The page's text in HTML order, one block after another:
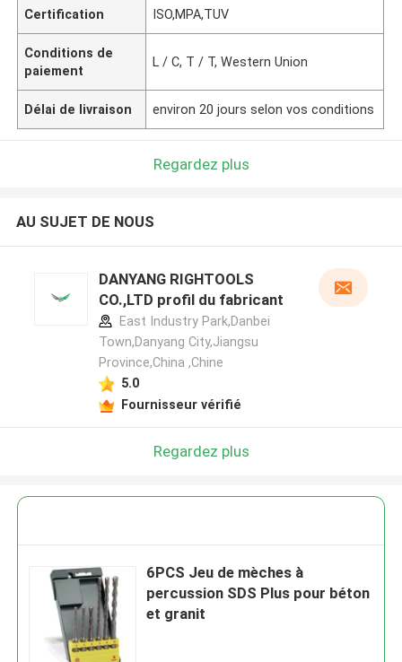
Certification ISO,MPA,TUV
Conditions de
paiement
L / C, T / T, Western Union
Délai de livraison environ 20 jours selon vos conditions
Regardez plus
AU SUJET DE NOUS
DANYANG RIGHTOOLS
CO.,LTD profil du fabricant
East Industry Park,Danbei
Town,Danyang City,Jiangsu
Province,China ,Chine
5.0
Fournisseur vérifié
Regardez plus
6PCS Jeu de mèches à
percussion SDS Plus pour béton
et granit